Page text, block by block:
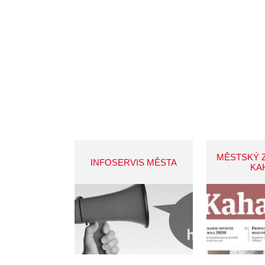
INFOSERVIS MĚSTA
MĚSTSKÝ